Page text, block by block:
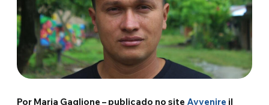
Por Maria Gaglione – publicado no site Avvenire il